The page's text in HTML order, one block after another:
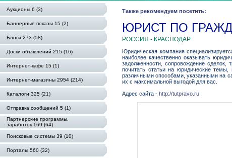
Аукционы 6 (3)
Баннерные показы 15 (2)
Блоги 273 (58)
Доски объявлений 215 (16)
Интернет-кафе 15 (1)
Интернет-магазины 2954 (214)
Каталоги 325 (21)
Отправка сообщений 5 (1)
Партнерские программы,
заработок 169 (64)
Поисковые системы 39 (10)
Порталы 560 (32)
Также рекомендуем посетить:
ЮРИСТ ПО
РОССИЯ - КРАСНОДАР
Юридическая компания
наиболее качественно оказывать
задолженности, сопровождение
почитать статьи на юридические
различными способами, указанными на
их с максимальной выгодой для вас.
Адрес сайта - http://tutpravo.ru